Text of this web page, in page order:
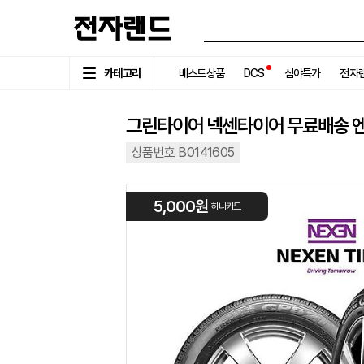
카테고리 베스트상품 DCS 심야특가 전자
그린타이어 넥센타이어 무료배
상품번호 B0141605
5,000원 하나카드